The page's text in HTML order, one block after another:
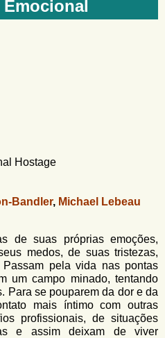
Emocional
Hostage
Bandler, Michael Lebeau
de suas próprias emoções,
medos, de suas tristezas,
pela vida nas pontas
um campo minado, tentando
Para se pouparem da dor e da
mais íntimo com outras
profissionais, de situações
e assim deixam de viver